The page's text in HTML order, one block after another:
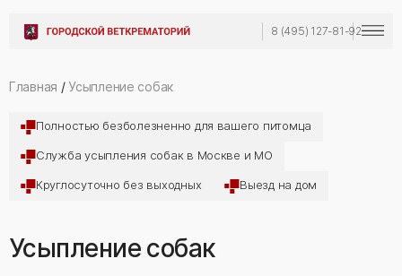
8 (495) 127-81-92
Главная / Усыпление собак
Полностью безболезненно для вашего питомца
Служба усыпления собак в Москве и МО
Круглосуточно без выходных Выезд на дом
Усыпление собак